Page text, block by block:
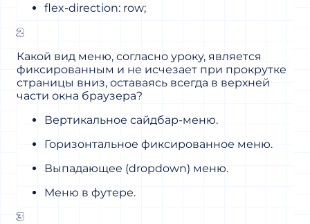
flex-direction: row;
2
Какой вид меню, согласно уроку, является
фиксированным и не исчезает при прокрутке
страницы вниз, оставаясь всегда в верхней
части окна браузера?
Вертикальное сайдбар-меню.
Горизонтальное фиксированное меню.
Выпадающее (dropdown) меню.
Меню в футере.
3